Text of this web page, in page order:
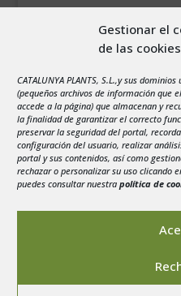
Gestionar el
de las cookies
CATALUNYA PLANTS, S.L.,y sus
(pequeños archivos de información que
accede a la página) que almacenan y
la finalidad de garantizar el correcto
preservar la seguridad del portal,
configuración del usuario, realizar
portal y sus contenidos, así como
rechazar o personalizar su uso clicando
puedes consultar nuestra política de
X J
3
4 5 6
10
11 12 13
17
18 19 20
24
25 26 27
31